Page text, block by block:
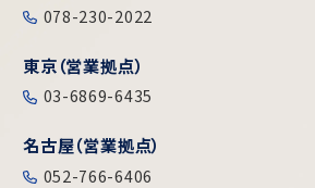
078-230-2022
東京（営業拠点）
03-6869-6435
名古屋（営業拠点）
052-766-6406